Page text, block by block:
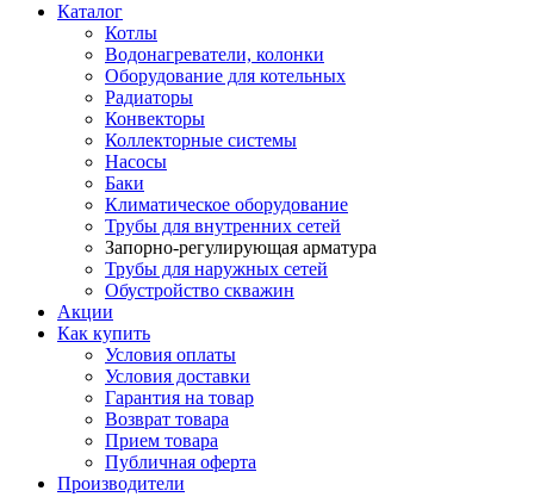
Каталог
Котлы
Водонагреватели, колонки
Оборудование для котельных
Радиаторы
Конвекторы
Коллекторные системы
Насосы
Баки
Климатическое оборудование
Трубы для внутренних сетей
Запорно-регулирующая арматура
Трубы для наружных сетей
Обустройство скважин
Акции
Как купить
Условия оплаты
Условия доставки
Гарантия на товар
Возврат товара
Прием товара
Публичная оферта
Производители